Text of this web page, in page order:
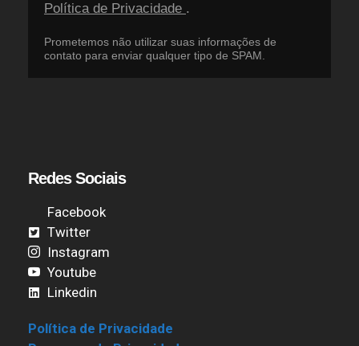
Política de Privacidade .
Prometemos não utilizar suas informações de
contato para enviar qualquer tipo de SPAM.
Redes Sociais
Facebook
Twitter
Instagram
Youtube
Linkedin
Política de Privacidade